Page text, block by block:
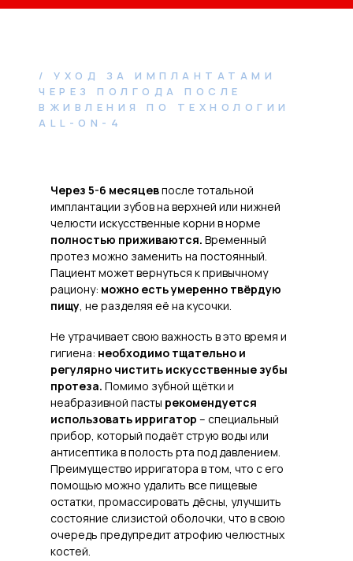
/ УХОД ЗА ИМПЛАНТАТАМИ
ЧЕРЕЗ ПОЛГОДА ПОСЛЕ
ВЖИВЛЕНИЯ ПО ТЕХНОЛОГИИ
ALL-ON-4
Через 5-6 месяцевпосле тотальной
имплантации зубов на верхней или нижней
челюсти искусственные корни в норме
полностью приживаются. Временный
протез можно заменить на постоянный.
Пациент может вернуться к привычному
рациону: можно есть умеренно твёрдую
пищу, не разделяя её на кусочки.
Не утрачивает свою важность в это время и
гигиена: необходимо тщательно и
регулярно чистить искусственные зубы
протеза. Помимо зубной щётки и
неабразивной пасты рекомендуется
использовать ирригатор – специальный
прибор, который подаёт струю воды или
антисептика в полость рта под давлением.
Преимущество ирригатора в том, что с его
помощью можно удалить все пищевые
остатки, промассировать дёсны, улучшить
состояние слизистой оболочки, что в свою
очередь предупредит атрофию челюстных
костей.